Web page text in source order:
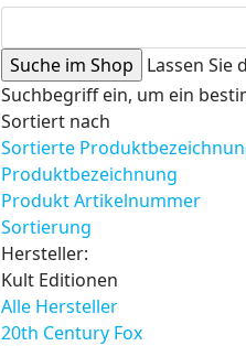
Lassen Sie
Suchbegriff ein, um ein
Sortiert nach
Sortierte
Produktbezeichnung
Produkt Artikelnummer
Sortierung
Hersteller:
Kult Editionen
Alle Hersteller
20th Century Fox